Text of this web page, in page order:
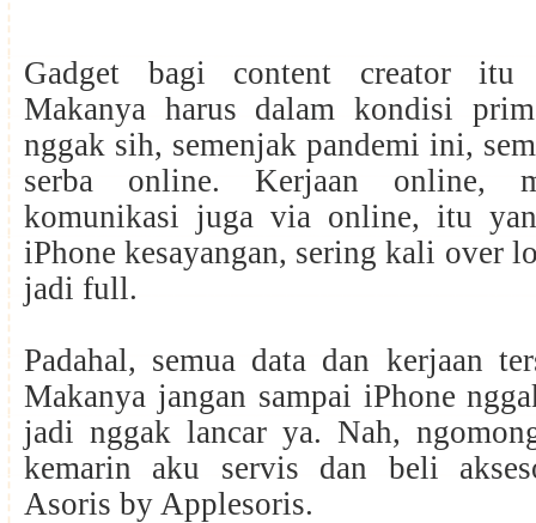
Gadget bagi content creator itu
Makanya harus dalam kondisi
nggak sih, semenjak pandemi ini,
serba online. Kerjaan online,
komunikasi juga via online, itu
iPhone kesayangan, sering kali over
jadi full.
Padahal, semua data dan kerjaan
Makanya jangan sampai iPhone
jadi nggak lancar ya. Nah,
kemarin aku servis dan beli
Asoris by Applesoris.